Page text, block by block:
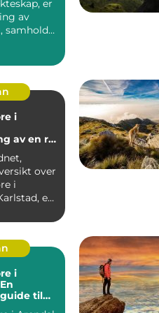
er
av
samhold
i
av en rik
over
i
i
til